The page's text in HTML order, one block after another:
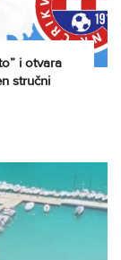
i otvara
stručni